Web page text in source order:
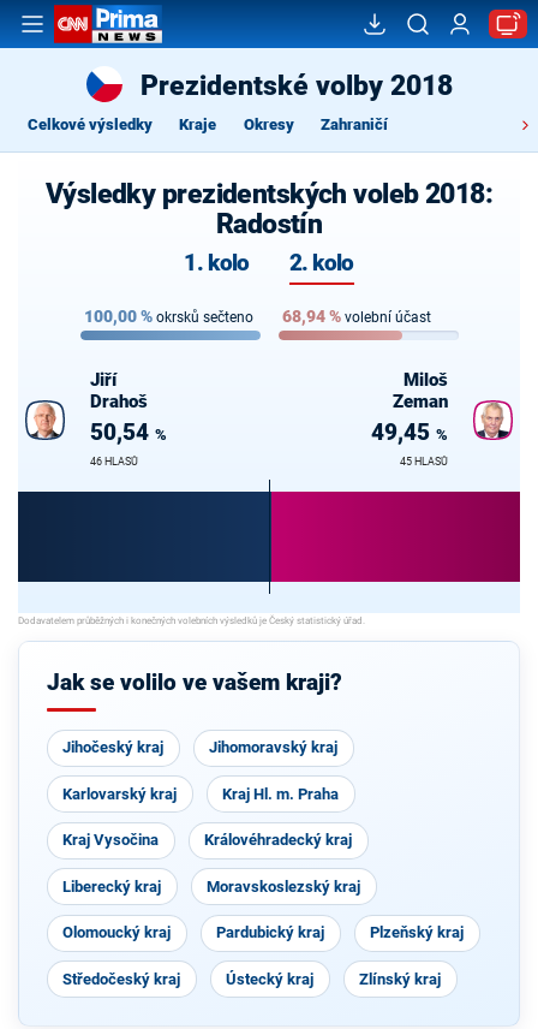
Prezidentské volby 2018
Celkové výsledky Kraje Okresy Zahraničí
Výsledky prezidentských voleb 2018:
Radostín
1. kolo 2. kolo
100,00% okrsků sečteno 68,94% volební účast
Jiří
Drahoš
50,54 %
46 HLASŮ
Miloš
Zeman
49,45 %
45 HLASŮ
Jak se volilo ve vašem kraji?
Jihočeský kraj Jihomoravský kraj
Karlovarský kraj Kraj Hl. m. Praha
Kraj Vysočina Královéhradecký kraj
Liberecký kraj Moravskoslezský kraj
Olomoucký kraj Pardubický kraj Plzeňský kraj
Středočeský kraj Ústecký kraj Zlínský kraj